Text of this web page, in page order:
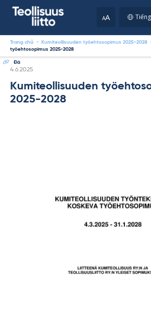
AA
Trang chủ - Kumiteollisuuden työehtosopimus 2025–2028
työehtosopimus 2025-2028
Đá
Kirjoitettu
4.6.2025
Kumiteollisuuden
2025-2028